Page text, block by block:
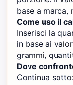
base a marca,
Come uso il
Inserisci la
in base ai
grammi,
Dove
Continua